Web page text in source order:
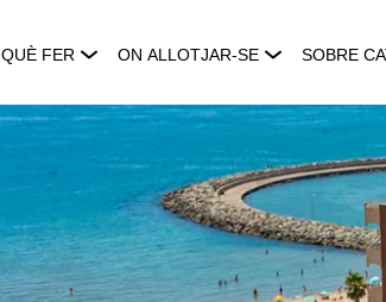
QUÈ FER ON ALLOTJAR-SE SOBRE